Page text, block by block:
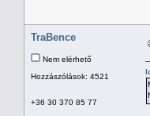
TraBence
Nem elérhető
Hozzászólások: 4521
+36 30 370 85 77